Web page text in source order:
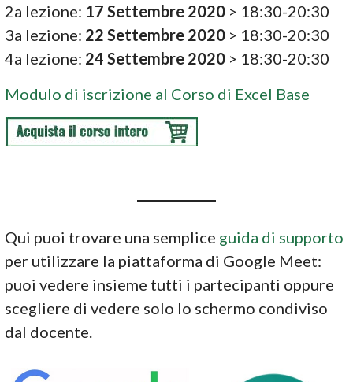
2a lezione: 17 Settembre 2020 > 18:30-20:30
3a lezione: 22 Settembre 2020 > 18:30-20:30
4a lezione: 24 Settembre 2020 > 18:30-20:30
Modulo di iscrizione al Corso di Excel Base
Qui puoi trovare una semplice guida di supporto
per utilizzare la piattaforma di Google Meet:
puoi vedere insieme tutti i partecipanti oppure
scegliere di vedere solo lo schermo condiviso
dal docente.